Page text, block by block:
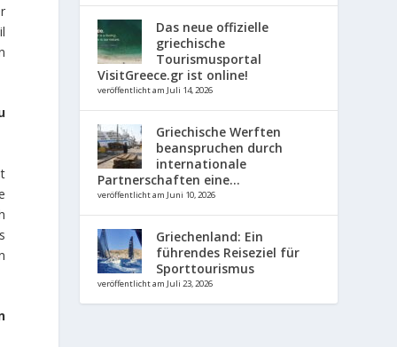
Das neue offizielle
griechische
Tourismusportal
VisitGreece.gr ist online!
veröffentlicht am Juli 14, 2026
Griechische Werften
beanspruchen durch
internationale
Partnerschaften eine...
veröffentlicht am Juni 10, 2026
Griechenland: Ein
führendes Reiseziel für
Sporttourismus
veröffentlicht am Juli 23, 2026